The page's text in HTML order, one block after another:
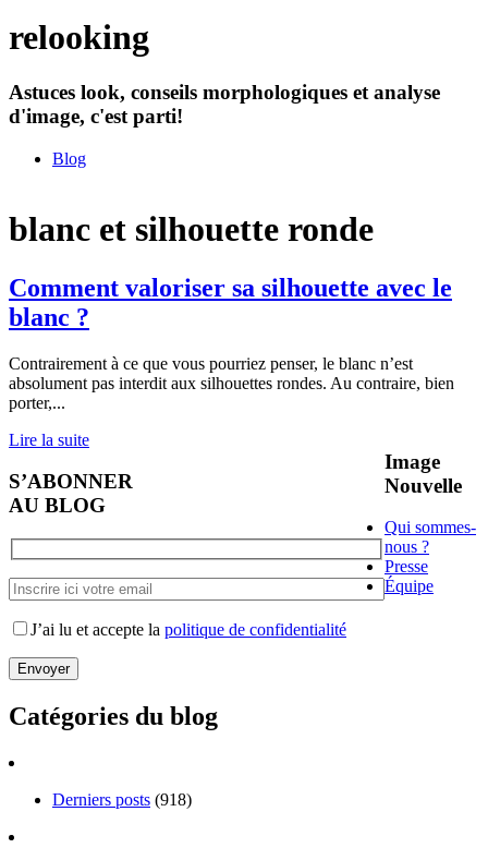
relooking
Astuces look, conseils morphologiques et analyse
d'image, c'est parti!
Blog
blanc et silhouette ronde
Comment valoriser sa silhouette avec le
blanc ?
Contrairement à ce que vous pourriez penser, le blanc n’est
absolument pas interdit aux silhouettes rondes. Au contraire, bien
porter,...
Lire la suite
S’ABONNER
AU BLOG
J’ai lu et accepte la politique de confidentialité
Catégories du blog
Derniers posts (918)
Image
Nouvelle
Qui sommes-
nous ?
Presse
Équipe